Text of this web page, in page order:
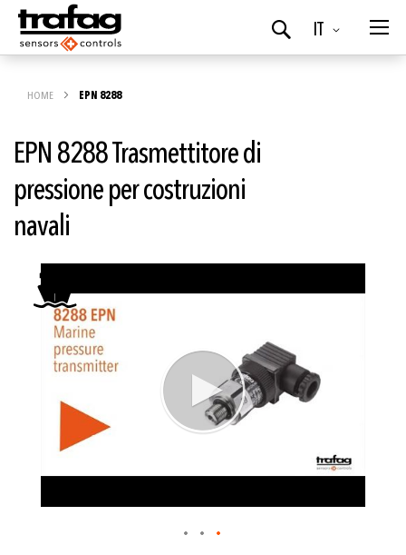
Lingua
IT
Ricerca
HOME EPN 8288
EPN 8288 Trasmettitore di
pressione per costruzioni
navali